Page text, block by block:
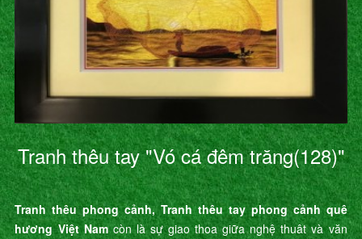
Tranh thêu tay "Vó cá đêm trăng(128)"
Tranh thêu phong cảnh, Tranh thêu tay phong cảnh quê
hương Việt Namcòn là sự giao thoa giữa nghệ thuât và văn